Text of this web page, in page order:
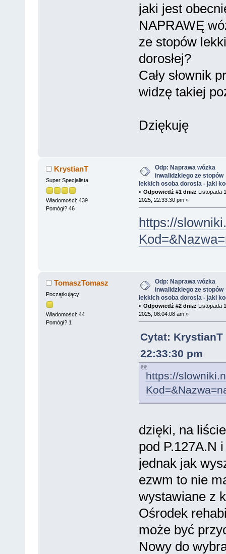
jaki jest
NAPRAWĘ
ze stopów
dorosłej?
Cały słownik
widzę takiej
Dziękuję
KrystianT
Super Specjalista
Wiadomości: 439
Pomógł? 46
Odp: Naprawa wózka
inwalidzkiego ze stopów
lekkich osoba dorosła - jaki
« Odpowiedź #1 dnia: Listopada
2025, 22:33:30 pm »
https://
TomaszTomasz
Początkujący
Wiadomości: 44
Pomógł? 1
Odp: Naprawa wózka
inwalidzkiego ze stopów
lekkich osoba dorosła - jaki
« Odpowiedź #2 dnia: Listopada
2025, 08:04:08 am »
Cytat: KrystianT
22:33:30 pm
https://
dzięki, na
pod P.127A.N
jednak jak
ezwm to nie
wystawiane z
Ośrodek
może być
Nowy do